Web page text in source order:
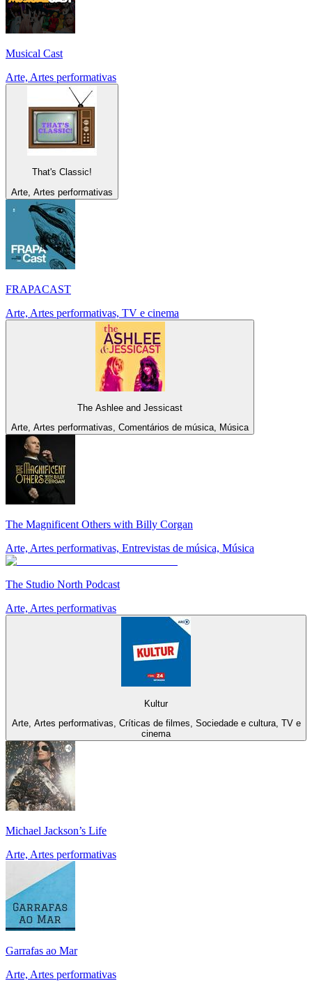
Musical Cast
Arte, Artes performativas
That's Classic!
Arte, Artes performativas
FRAPACAST
Arte, Artes performativas, TV e cinema
The Ashlee and Jessicast
Arte, Artes performativas, Comentários de música, Música
The Magnificent Others with Billy Corgan
Arte, Artes performativas, Entrevistas de música, Música
The Studio North Podcast
Arte, Artes performativas
Kultur
Arte, Artes performativas, Críticas de filmes, Sociedade e cultura, TV e
cinema
Michael Jackson’s Life
Arte, Artes performativas
Garrafas ao Mar
Arte, Artes performativas